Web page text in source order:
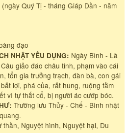
Quý Tị - tháng Giáp Dần - năm
đạo
NHẬT YẾU DỤNG: Ngày Bình - Là
giảo đáo châu tinh, phạm vào cái
tổn gia trưởng trạch, đàn bà, con gái
lợi, phá của, rất hung, ruộng tằm
vì tự thắt cổ, bị người ác cướp bóc.
Trường lưu Thủy - Chế - Bình nhật
thần, Nguyệt hình, Nguyệt hại, Du